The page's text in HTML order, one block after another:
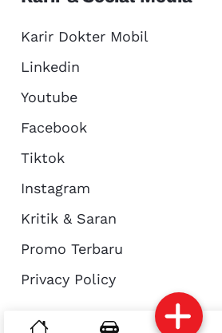
Reservasi
Karir Dokter Mobil
Linkedin
Youtube
Facebook
Tiktok
Instagram
Kritik & Saran
Promo Terbaru
Privacy Policy